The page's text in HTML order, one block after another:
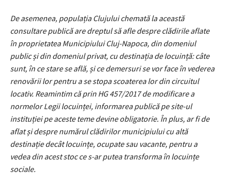
De asemenea, populația Clujului chemată la această
consultare publică are dreptul să afle despre clădirile aflate
în proprietatea Municipiului Cluj-Napoca, din domeniul
public și din domeniul privat, cu destinația de locuință: câte
sunt, în ce stare se află, și ce demersuri se vor face în vederea
renovării lor pentru a se stopa scoaterea lor din circuitul
locativ. Reamintim că prin HG 457/2017 de modificare a
normelor Legii locuinței, informarea publică pe site-ul
instituției pe aceste teme devine obligatorie. În plus, ar fi de
aflat și despre numărul clădirilor municipiului cu altă
destinație decât locuințe, ocupate sau vacante, pentru a
vedea din acest stoc ce s-ar putea transforma în locuințe
sociale.